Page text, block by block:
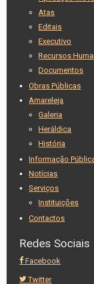
Atas
Editais
Executivo
Recursos
Documentos
Obras Públicas
Amareleja
Galeria
Heráldica
História
Informação
Notícias
Serviços
Instituições
Contactos
Redes Sociais
Facebook
Twitter